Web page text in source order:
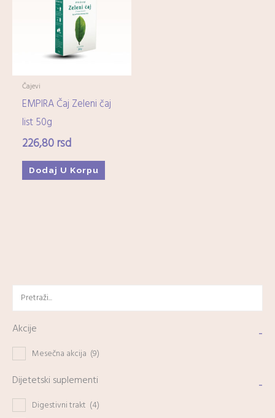
Akcije -
Mesečna akcija (9)
Dijetetski suplementi -
Digestivni trakt (4)
Imunitet(15)
Minerali (0)
Ostali dijetetski suplementi
Kozmetika
Higijena
Mame-i-bebe
Čajevi
EMPIRA Čaj Zeleni čaj
list 50g
226,80 rsd
Dodaj U Korpu